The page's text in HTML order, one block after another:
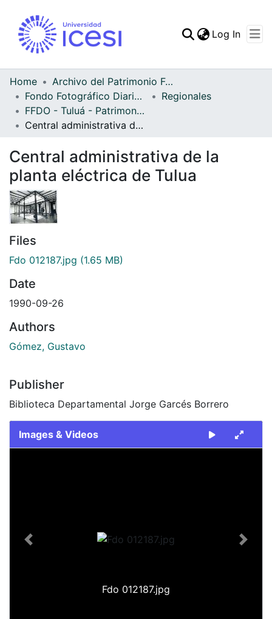
Statistics
Log In
Home
Archivo del Patrimonio Fotográfico y Fílmico del Valle del Cauca
Fondo Fotográfico Diario Occidente
Regionales
FFDO - Tuluá - Patrimonial
Central administrativa de la planta eléctrica de Tulua
Central administrativa de la
planta eléctrica de Tulua
Files
Fdo 012187.jpg (1.65 MB)
Date
1990-09-26
Authors
Gómez, Gustavo
Publisher
Biblioteca Departamental Jorge Garcés Borrero
Images & Videos
Fdo 012187.jpg
Previous Next